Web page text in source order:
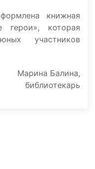
книжная
герои», которая
участников
Марина Балина,
библиотекарь